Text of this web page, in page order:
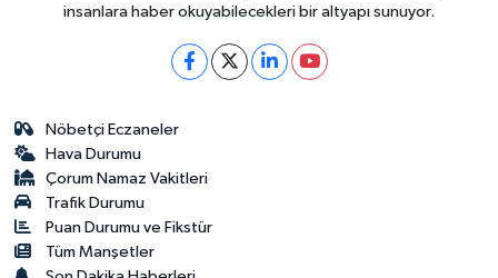
insanlara haber okuyabilecekleri bir altyapı sunuyor.
Nöbetçi Eczaneler
Hava Durumu
Çorum Namaz Vakitleri
Trafik Durumu
Puan Durumu ve Fikstür
Tüm Manşetler